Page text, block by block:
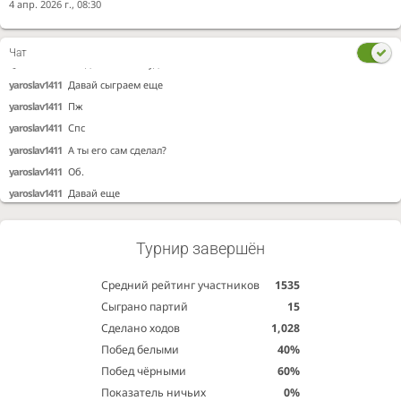
4 апр. 2026 г., 08:30
Чат
yaroslav1411 Да блин
yaroslav1411 Давай сыграем еще
yaroslav1411 Пж
yaroslav1411 Спс
yaroslav1411 А ты его сам сделал?
yaroslav1411 Об.
yaroslav1411 Давай еще
Турнир завершён
Средний рейтинг участников
1535
Сыграно партий
15
Сделано ходов
1,028
Побед белыми
40%
Побед чёрными
60%
Показатель ничьих
0%